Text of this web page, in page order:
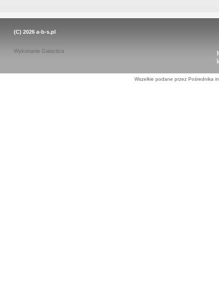
(C) 2026 a-b-s.pl
Wykonanie Galactica
Wszelkie podane przez Pośrednika